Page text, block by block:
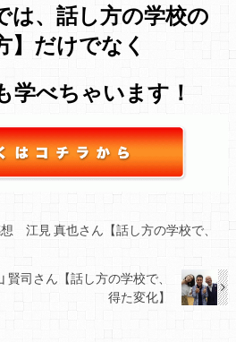
は、話し方の学校の
】だけでなく
学べちゃいます！
江見 真也さん【話し方の学校で、
司さん【話し方の学校で、
得た変化】